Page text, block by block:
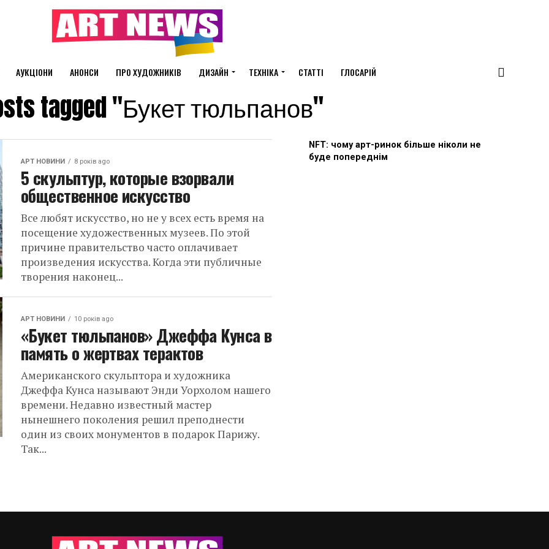
АУКЦІОНИ АНОНСИ ПРО ХУДОЖНИКІВ ДИЗАЙН ТЕХНІКА СТАТТІ ГЛОСАРІЙ
tagged "Букет тюльпанов"
АРТ НОВИНИ 8 років ago
5 скульптур, которые взорвали
общественное искусство
Все любят искусство, но не у всех есть время на
посещение художественных музеев. По этой
причине правительство часто оплачивает
произведения искусства. Когда эти публичные
творения наконец...
АРТ НОВИНИ 10 років ago
«Букет тюльпанов» Джеффа Кунса в
память о жертвах терактов
Американского скульптора и художника
Джеффа Кунса называют Энди Уорхолом нашего
времени. Недавно известный мастер
нынешнего поколения решил преподнести
один из своих монументов в подарок Парижу.
Так...
NFT: чому арт-ринок більше ніколи не
буде попереднім